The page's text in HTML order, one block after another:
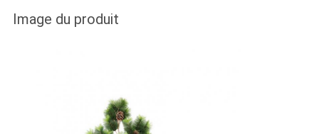
Image du produit